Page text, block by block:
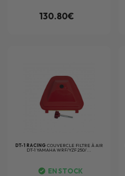
130.80€
DT-1 RACING COUVERCLE FILTRE À AIR
DT-1 YAMAHA WRF/YZF 250/...
EN STOCK